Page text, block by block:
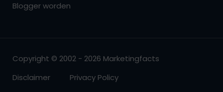
Blogger worden
Copyright © 2002 - 2026 Marketingfacts
Disclaimer
Privacy Policy